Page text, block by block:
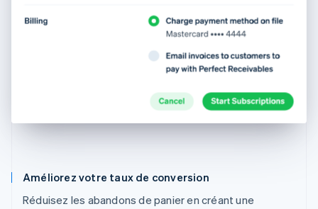
Améliorez votre taux de conversion
Réduisez les abandons de panier en créant une